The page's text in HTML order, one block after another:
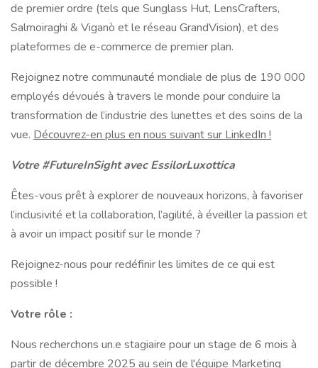
de premier ordre (tels que Sunglass Hut, LensCrafters,
Salmoiraghi & Viganò et le réseau GrandVision), et des
plateformes de e-commerce de premier plan.
Rejoignez notre communauté mondiale de plus de 190 000
employés dévoués à travers le monde pour conduire la
transformation de l’industrie des lunettes et des soins de la
vue. Découvrez-en plus en nous suivant sur LinkedIn !
Votre #FutureInSight avec EssilorLuxottica
Êtes-vous prêt à explorer de nouveaux horizons, à favoriser
l’inclusivité et la collaboration, l’agilité, à éveiller la passion et
à avoir un impact positif sur le monde ?
Rejoignez-nous pour redéfinir les limites de ce qui est
possible !
Votre rôle :
Nous recherchons un.e stagiaire pour un stage de 6 mois à
partir de décembre 2025 au sein de l'équipe Marketing